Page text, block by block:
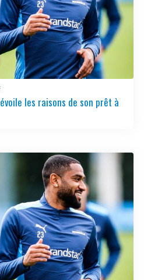
les raisons de son prêt à